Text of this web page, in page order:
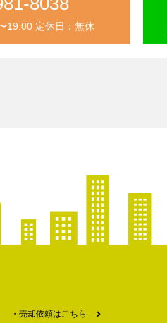
19:00 定休日：無休
売却依頼はこちら